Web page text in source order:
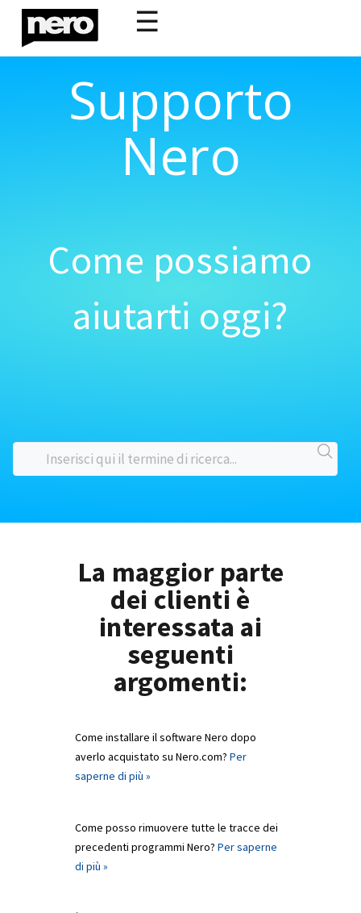
☰
Supporto
Nero
Come possiamo
aiutarti oggi?
La maggior parte
dei clienti è
interessata ai
seguenti
argomenti:
Come installare il software Nero dopo
averlo acquistato su Nero.com? Per
saperne di più »
Come posso rimuovere tutte le tracce dei
precedenti programmi Nero? Per saperne
di più »